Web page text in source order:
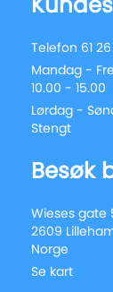
Telefon 61
Mandag -
10.00 - 15.00
Lørdag -
Stengt
Besøk
Wieses gate
2609
Norge
Se kart